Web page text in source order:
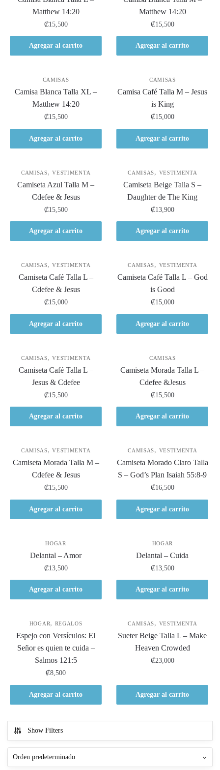
Matthew 14:20
₡15,500
Agregar al carrito
Matthew 14:20
₡15,500
Agregar al carrito
CAMISAS
Camisa Blanca Talla XL –
Matthew 14:20
₡15,500
Agregar al carrito
CAMISAS
Camisa Café Talla M – Jesus
is King
₡15,000
Agregar al carrito
CAMISAS,VESTIMENTA
Camiseta Azul Talla M –
Cdefee & Jesus
₡15,500
Agregar al carrito
CAMISAS, VESTIMENTA
Camiseta Beige Talla S –
Daughter de The King
₡13,900
Agregar al carrito
CAMISAS,VESTIMENTA
Camiseta Café Talla L –
Cdefee & Jesus
₡15,000
Agregar al carrito
CAMISAS, VESTIMENTA
Camiseta Café Talla L – God
is Good
₡15,000
Agregar al carrito
CAMISAS,VESTIMENTA
Camiseta Café Talla L –
Jesus & Cdefee
₡15,500
Agregar al carrito
CAMISAS
Camiseta Morada Talla L –
Cdefee &Jesus
₡15,500
Agregar al carrito
CAMISAS,VESTIMENTA
Camiseta Morada Talla M –
Cdefee & Jesus
₡15,500
Agregar al carrito
CAMISAS, VESTIMENTA
Camiseta Morado Claro Talla
S – God’s Plan Isaiah 55:8-9
₡16,500
Agregar al carrito
HOGAR
Delantal – Amor
₡13,500
Agregar al carrito
HOGAR
Delantal – Cuida
₡13,500
Agregar al carrito
HOGAR, REGALOS
Espejo con Versículos: El
Señor es quien te cuida –
Salmos 121:5
₡8,500
Agregar al carrito
CAMISAS, VESTIMENTA
Sueter Beige Talla L – Make
Heaven Crowded
₡23,000
Agregar al carrito
Show Filters